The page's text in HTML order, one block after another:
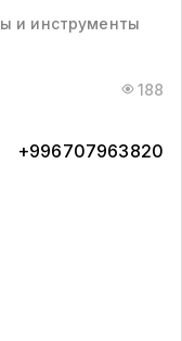
и инструменты
188
+996707963820